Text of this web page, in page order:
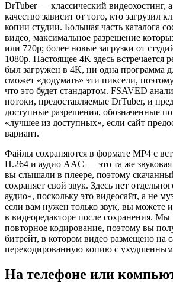
DrTuber — классический видеохостинг, а
качество зависит от того, кто загрузил
копии студии. Большая часть каталога
видео, максимальное разрешение
или 720p; более новые загрузки от
1080p. Настоящее 4K здесь встречается
был загружен в 4K, ни одна программа
сможет «додумать» эти пиксели,
что это будет стандартом. FSAVED
потоки, предоставляемые DrTuber, и
доступные разрешения, обозначенные
«лучшее из доступных», если сайт
вариант.
Файлы сохраняются в формате MP4 с
H.264 и аудио AAC — это та же
вы слышали в плеере, поэтому
сохраняет свой звук. Здесь нет
аудио», поскольку это видеосайт, а не
если вам нужен только звук, вы можете
в видеоредакторе после сохранения.
повторное кодирование, поэтому вы
битрейт, в котором видео размещено на
перекодированную копию с ухудшенным
На телефоне или